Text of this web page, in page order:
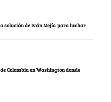
solución de Iván Mejía para luchar
Colombia en Washington donde